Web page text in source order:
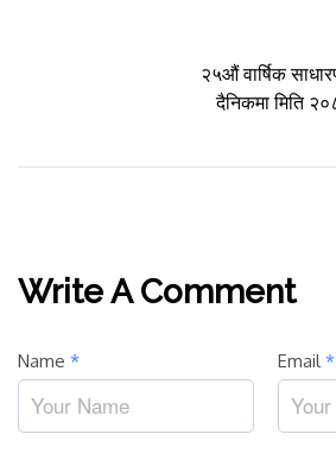
२५औं वार्षिक
दैनिकमा मिति
Write A Comment
Name * Email*